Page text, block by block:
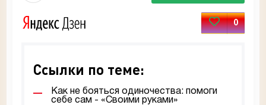
0
Ссылки по теме:
Как не бояться одиночества: помоги
себе сам - «Своими руками»